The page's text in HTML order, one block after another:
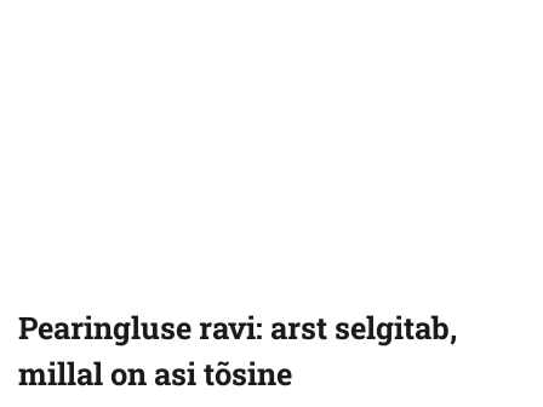
Pearingluse ravi: arst selgitab,
millal on asi tõsine